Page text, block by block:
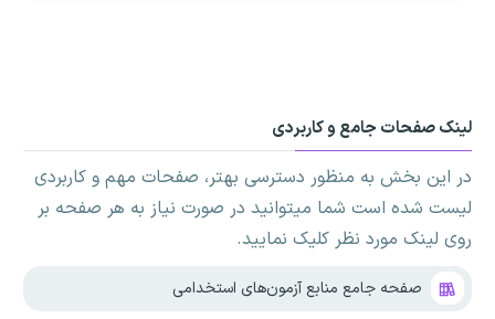
لینک صفحات جامع و کاربردی
در این بخش به منظور دسترسی بهتر، صفحات مهم و کاربردی
لیست شده است شما میتوانید در صورت نیاز به هر صفحه بر
روی لینک مورد نظر کلیک نمایید.
صفحه جامع منابع آزمون‌های استخدامی